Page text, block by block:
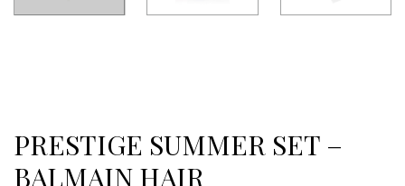
PRESTIGE SUMMER SET –
BALMAIN HAIR